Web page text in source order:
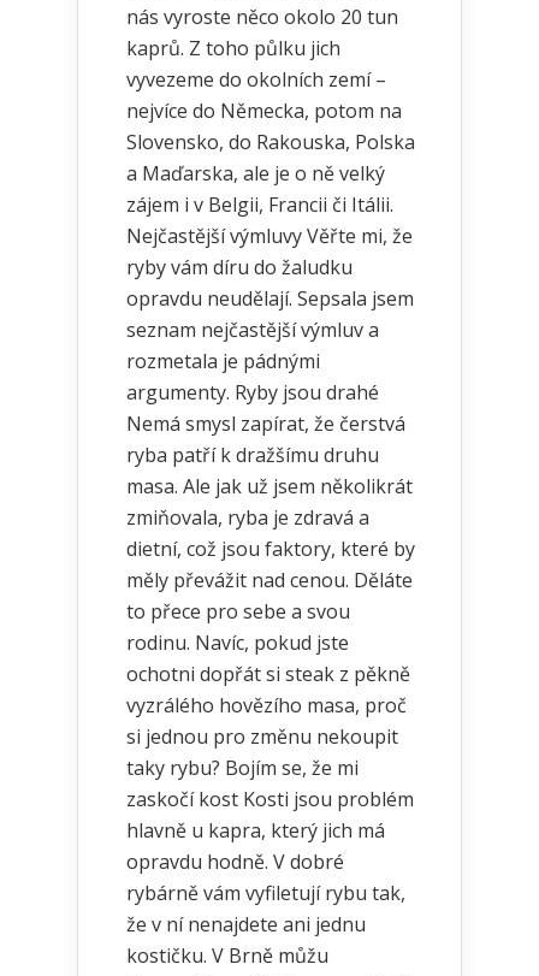
nás vyroste něco okolo 20 tun
kaprů. Z toho půlku jich
vyvezeme do okolních zemí –
nejvíce do Německa, potom na
Slovensko, do Rakouska, Polska
a Maďarska, ale je o ně velký
zájem i v Belgii, Francii či Itálii.
Nejčastější výmluvy Věřte mi, že
ryby vám díru do žaludku
opravdu neudělají. Sepsala jsem
seznam nejčastější výmluv a
rozmetala je pádnými
argumenty. Ryby jsou drahé
Nemá smysl zapírat, že čerstvá
ryba patří k dražšímu druhu
masa. Ale jak už jsem několikrát
zmiňovala, ryba je zdravá a
dietní, což jsou faktory, které by
měly převážit nad cenou. Děláte
to přece pro sebe a svou
rodinu. Navíc, pokud jste
ochotni dopřát si steak z pěkně
vyzrálého hovězího masa, proč
si jednou pro změnu nekoupit
taky rybu? Bojím se, že mi
zaskočí kost Kosti jsou problém
hlavně u kapra, který jich má
opravdu hodně. V dobré
rybárně vám vyfiletují rybu tak,
že v ní nenajdete ani jednu
kostičku. V Brně můžu